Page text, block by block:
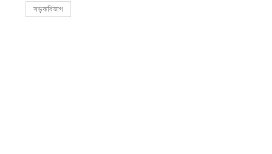
সড়কবিভাগ